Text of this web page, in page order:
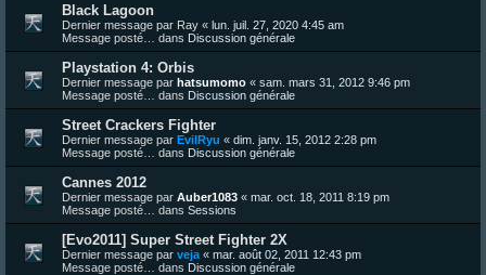
Black Lagoon
Dernier message par Ray « lun. juil. 27, 2020 4:45 am
Message posté… dans Discussion générale
Playstation 4: Orbis
Dernier message par hatsumomo « sam. mars 31, 2012 9:46 pm
Message posté… dans Discussion générale
Street Crackers Fighter
Dernier message par EvilRyu « dim. janv. 15, 2012 2:28 pm
Message posté… dans Discussion générale
Cannes 2012
Dernier message par Auber1083 « mar. oct. 18, 2011 8:19 pm
Message posté… dans Sessions
[Evo2011] Super Street Fighter 2X
Dernier message par veja « mar. août 02, 2011 12:43 pm
Message posté… dans Discussion générale